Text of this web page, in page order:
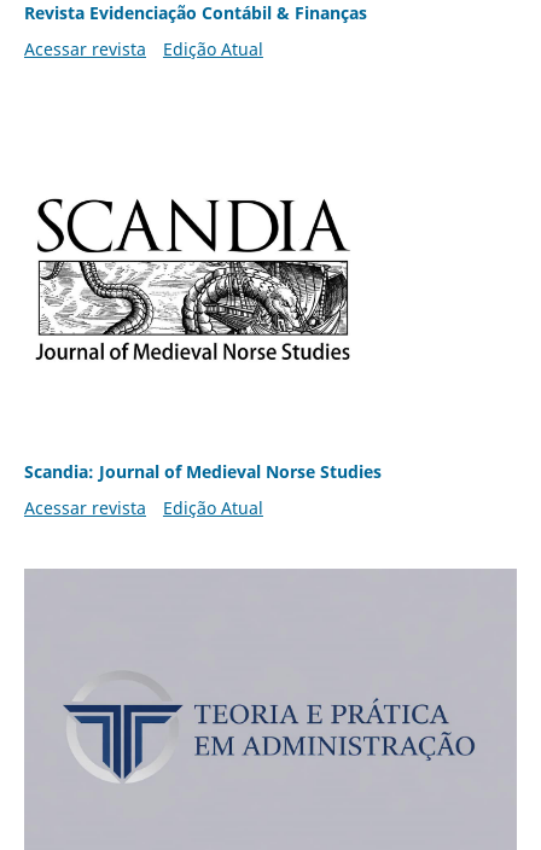
Revista Evidenciação Contábil & Finanças
Acessar revista
Edição Atual
Scandia: Journal of Medieval Norse Studies
Acessar revista
Edição Atual